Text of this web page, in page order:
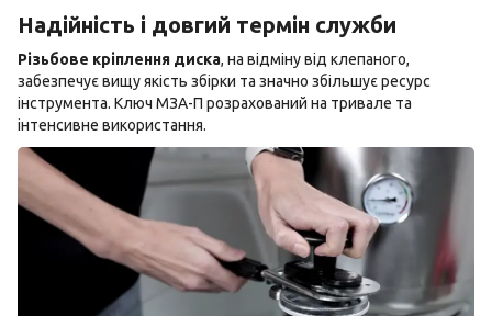
Надійність і довгий термін служби
Різьбове кріплення диска, на відміну від клепаного,
забезпечує вищу якість збірки та значно збільшує ресурс
інструмента. Ключ МЗА-П розрахований на тривале та
інтенсивне використання.